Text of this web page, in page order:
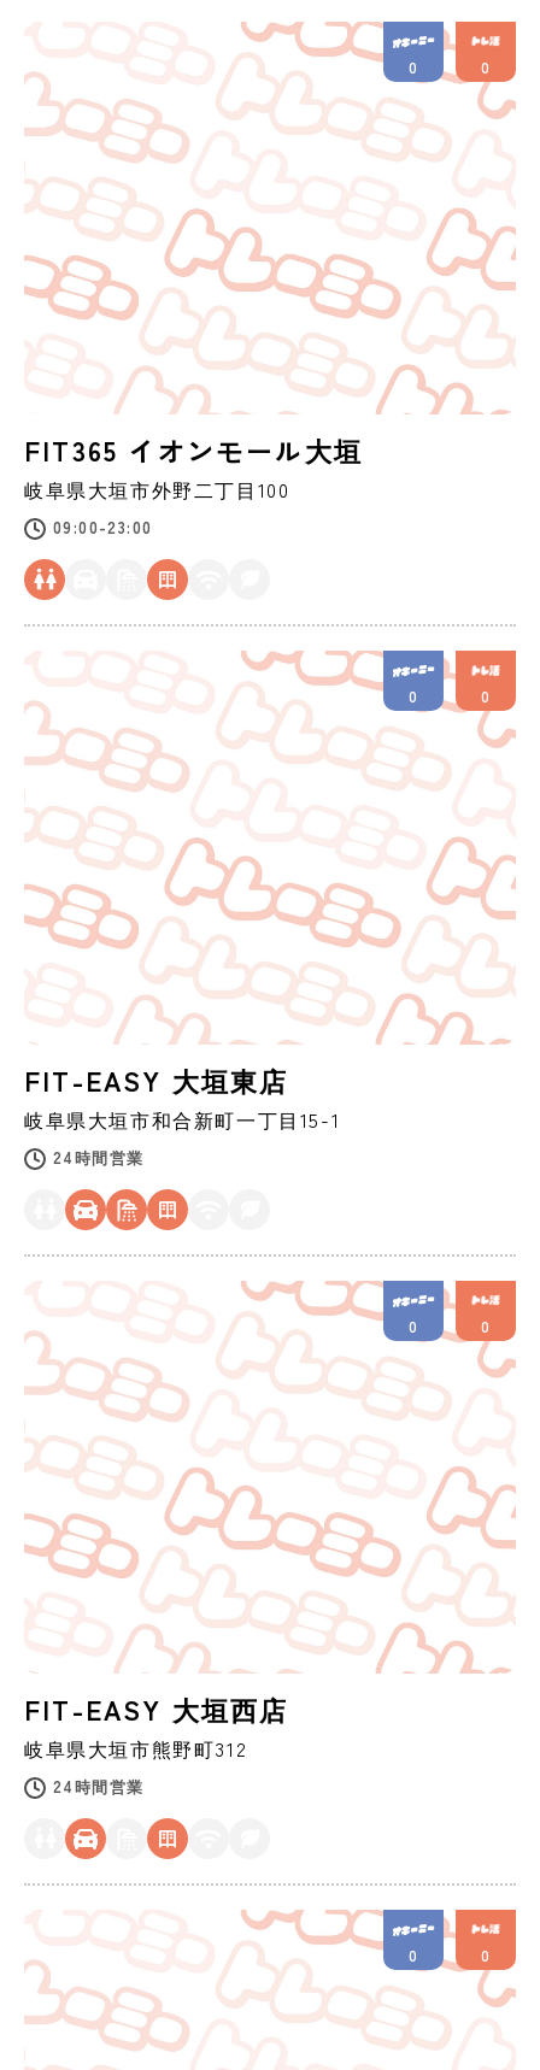
FIT365 イオンモール大垣
岐阜県大垣市外野二丁目100
09:00-23:00
0 0
FIT-EASY 大垣東店
岐阜県大垣市和合新町一丁目15-1
24時間営業
0 0
FIT-EASY 大垣西店
岐阜県大垣市熊野町312
24時間営業
0 0
0 0